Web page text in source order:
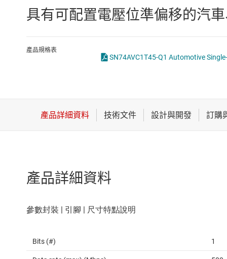
射頻 (RF) 與微波
感測器
正反器、鎖存
邏輯閘
具有可配置電壓位準偏移的汽
產品規格表
產品詳細資料
Bits (#) 1